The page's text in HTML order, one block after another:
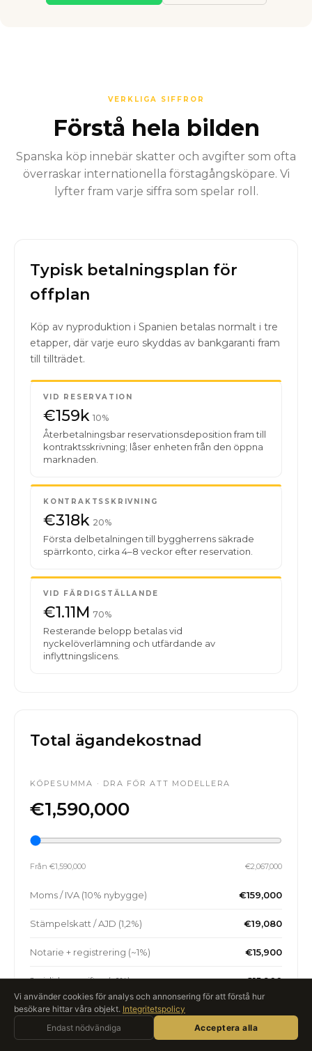
VERKLIGA SIFFROR
Förstå hela bilden
Spanska köp innebär skatter och avgifter som ofta
överraskar internationella förstagångsköpare. Vi
lyfter fram varje siffra som spelar roll.
Typisk betalningsplan för
offplan
Köp av nyproduktion i Spanien betalas normalt i tre
etapper, där varje euro skyddas av bankgaranti fram
till tillträdet.
VID RESERVATION
€159k 10%
Återbetalningsbar reservationsdeposition fram till
kontraktsskrivning; låser enheten från den öppna
marknaden.
KONTRAKTSSKRIVNING
€318k 20%
Första delbetalningen till byggherrens säkrade
spärrkonto, cirka 4–8 veckor efter reservation.
VID FÄRDIGSTÄLLANDE
€1.11M 70%
Resterande belopp betalas vid
nyckelöverlämning och utfärdande av
inflyttningslicens.
Total ägandekostnad
KÖPESUMMA · DRA FÖR ATT MODELLERA
€1,590,000
Från €1,590,000 €2,067,000
Moms / IVA (10% nybygge) €159,000
Stämpelskatt / AJD (1,2%) €19,080
Notarie + registrering (~1%) €15,900
Juridiska avgifter (~1%) €15,900
Totalt €1,783,980
Fråga Roccabox
AI-ASSISTENT · LIVE
Vi använder cookies för analys och annonsering för att förstå hur
besökare hittar våra objekt. Integritetspolicy
Endast nödvändiga
Acceptera alla